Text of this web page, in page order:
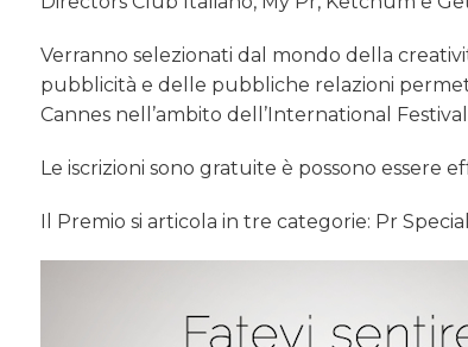
Verranno selezionati dal mondo della
pubblicità e delle pubbliche relazioni
Cannes nell’ambito dell’International
Le iscrizioni sono gratuite è possono essere
Il Premio si articola in tre categorie: Pr